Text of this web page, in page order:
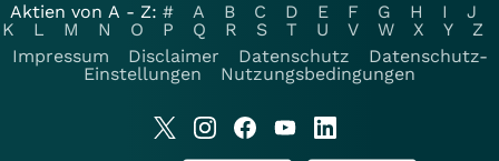
Aktien von A - Z: # A B C D E F G H I
J
K
L M N O P Q R S T U V W X Y
Z
Impressum
Disclaimer Datenschutz
Datenschutz-
Einstellungen
Nutzungsbedingungen